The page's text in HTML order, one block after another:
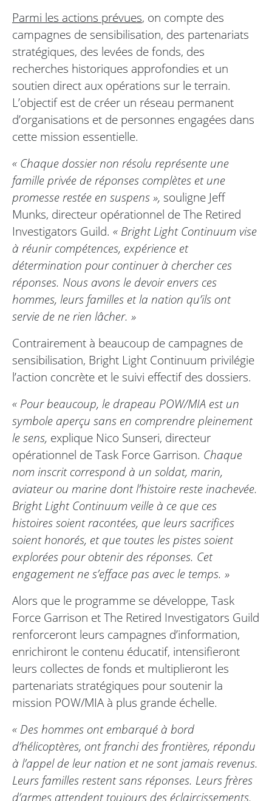
Parmi les actions prévues, on compte des
campagnes de sensibilisation, des partenariats
stratégiques, des levées de fonds, des
recherches historiques approfondies et un
soutien direct aux opérations sur le terrain.
L’objectif est de créer un réseau permanent
d’organisations et de personnes engagées dans
cette mission essentielle.
« Chaque dossier non résolu représente une
famille privée de réponses complètes et une
promesse restée en suspens », souligne Jeff
Munks, directeur opérationnel de The Retired
Investigators Guild. « Bright Light Continuum vise
à réunir compétences, expérience et
détermination pour continuer à chercher ces
réponses. Nous avons le devoir envers ces
hommes, leurs familles et la nation qu’ils ont
servie de ne rien lâcher. »
Contrairement à beaucoup de campagnes de
sensibilisation, Bright Light Continuum privilégie
l’action concrète et le suivi effectif des dossiers.
« Pour beaucoup, le drapeau POW/MIA est un
symbole aperçu sans en comprendre pleinement
le sens, explique Nico Sunseri, directeur
opérationnel de Task Force Garrison. Chaque
nom inscrit correspond à un soldat, marin,
aviateur ou marine dont l’histoire reste inachevée.
Bright Light Continuum veille à ce que ces
histoires soient racontées, que leurs sacrifices
soient honorés, et que toutes les pistes soient
explorées pour obtenir des réponses. Cet
engagement ne s’efface pas avec le temps. »
Alors que le programme se développe, Task
Force Garrison et The Retired Investigators Guild
renforceront leurs campagnes d’information,
enrichiront le contenu éducatif, intensifieront
leurs collectes de fonds et multiplieront les
partenariats stratégiques pour soutenir la
mission POW/MIA à plus grande échelle.
« Des hommes ont embarqué à bord
d’hélicoptères, ont franchi des frontières, répondu
à l’appel de leur nation et ne sont jamais revenus.
Leurs familles restent sans réponses. Leurs frères
d’armes attendent toujours des éclaircissements.